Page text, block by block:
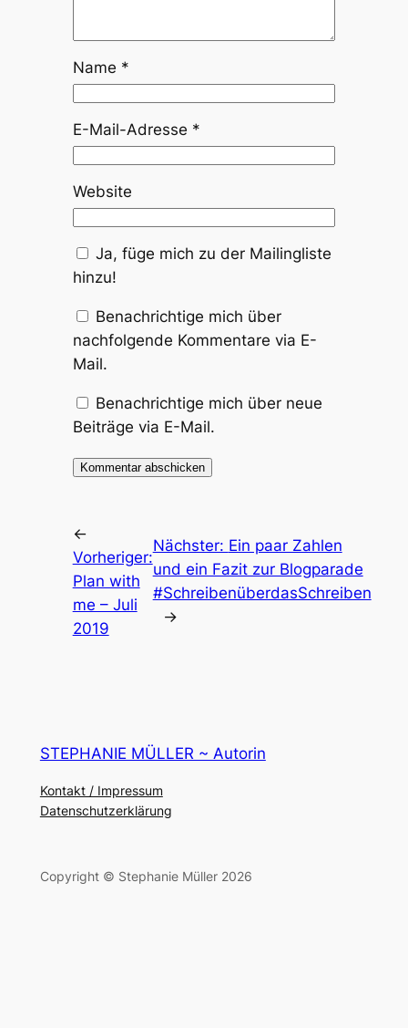
Name *
E-Mail-Adresse *
Website
Ja, füge mich zu der Mailingliste
hinzu!
Benachrichtige mich über
nachfolgende Kommentare via E-
Mail.
Benachrichtige mich über neue
Beiträge via E-Mail.
←
Vorheriger:
Plan with
me – Juli
2019
Nächster: Ein paar Zahlen
und ein Fazit zur Blogparade
#SchreibenüberdasSchreiben
→
STEPHANIE MÜLLER ~ Autorin
Kontakt / Impressum
Datenschutzerklärung
Copyright © Stephanie Müller 2026